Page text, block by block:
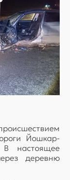
Йошкар-
В настоящее
деревню